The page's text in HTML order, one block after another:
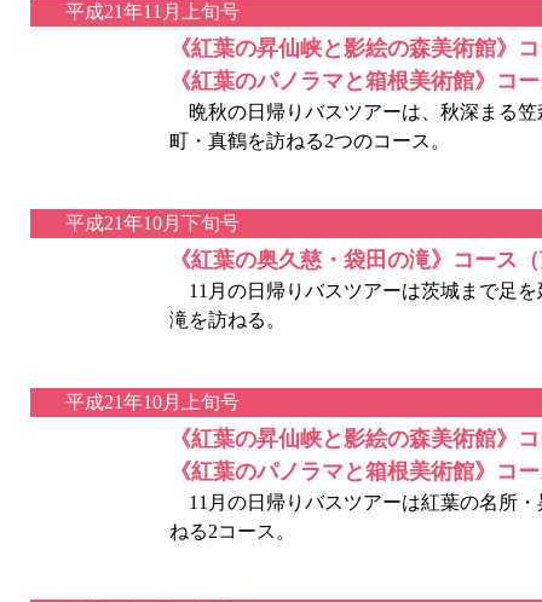
平成21年11月上旬号
《紅葉の昇仙峡と影絵の森美術館》
《紅葉のパノラマと箱根美術館》コ
晩秋の日帰りバスツアーは、秋深まる
町・真鶴を訪ねる2つのコース。
平成21年10月下旬号
《紅葉の奥久慈・袋田の滝》コース
11月の日帰りバスツアーは茨城まで足
滝を訪ねる。
平成21年10月上旬号
《紅葉の昇仙峡と影絵の森美術館》
《紅葉のパノラマと箱根美術館》コ
11月の日帰りバスツアーは紅葉の名所
ねる2コース。